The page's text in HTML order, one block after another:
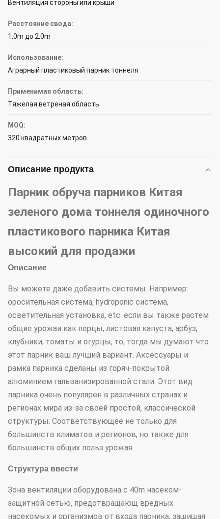
Вентиляция стороны или крыши
Расстояние свода:
1.0m до 2.0m
Использование:
Аграрный пластиковый парник тоннеля
Применимая область:
Тяжелая ветреная область
MOQ:
320 квадратных метров
Описание продукта
Парник обруча парников Китая
зеленого дома тоннеля одиночного
пластикового парника Китая
высокий для продажи
Описание
Вы можете даже добавить системы. Например:
оросительная система, hydroponic система,
осветительная установка, etc. если вы также растем
общие урожаи как перцы, листовая капуста, арбуз,
клубники, томаты и огурцы, то, тогда мы думают что
этот парник ваш лучший вариант. Аксессуары и
рамка парника сделаны из горяч-покрытой
алюминием гальванизированной стали. Этот вид
парника очень популярен в различных странах и
регионах мира из-за своей простой, классической
структуры. Соответствующее не только для
большинств климатов и регионов, но также для
большинств общих польз урожая.
Структура ввести
Зона вентиляции оборудована с 40m насеком-
защитной сетью, предотвращающ вредных
насекомых и организмов от входа парника, защищая